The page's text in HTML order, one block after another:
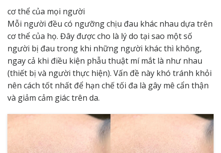
cơ thể của mọi người
Mỗi người đều có ngưỡng chịu đau khác nhau dựa trên
cơ thể của họ. Đây được cho là lý do tại sao một số
người bị đau trong khi những người khác thì không,
ngay cả khi điều kiện phẫu thuật mí mắt là như nhau
(thiết bị và người thực hiện). Vấn đề này khó tránh khỏi
nên cách tốt nhất để hạn chế tối đa là gây mê cẩn thận
và giảm cảm giác trên da.